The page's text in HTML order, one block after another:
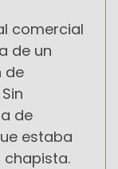
comercial
de un
de
de
estaba
chapista.